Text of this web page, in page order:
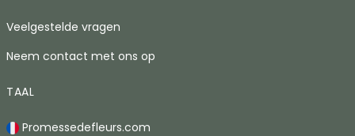
Veelgestelde vragen
Neem contact met ons op
TAAL
Promessedefleurs.com